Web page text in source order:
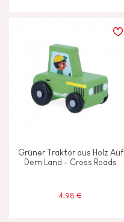
Grüner Traktor aus Holz Auf
Dem Land - Cross Roads
4,98 €